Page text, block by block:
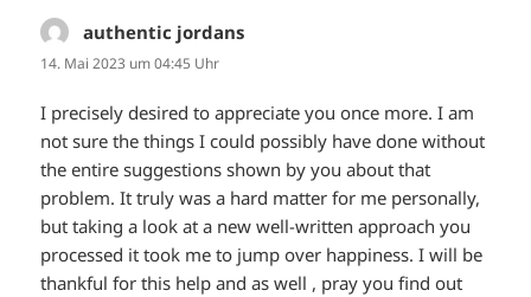
authentic jordans
14. Mai 2023 um 04:45 Uhr
I precisely desired to appreciate you once more. I am
not sure the things I could possibly have done without
the entire suggestions shown by you about that
problem. It truly was a hard matter for me personally,
but taking a look at a new well-written approach you
processed it took me to jump over happiness. I will be
thankful for this help and as well , pray you find out